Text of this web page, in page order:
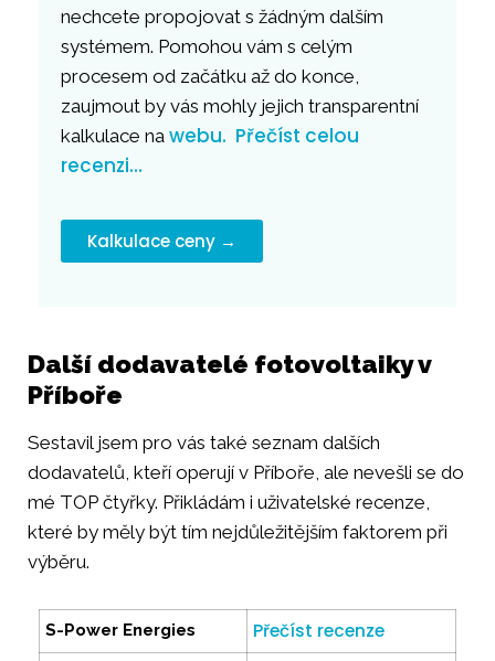
nechcete propojovat s žádným dalším
systémem. Pomohou vám s celým
procesem od začátku až do konce,
zaujmout by vás mohly jejich transparentní
kalkulace na webu. Přečíst celou
recenzi…
Kalkulace ceny →
Další dodavatelé fotovoltaiky v
Příboře
Sestavil jsem pro vás také seznam dalších
dodavatelů, kteří operují v Příboře, ale nevešli se do
mé TOP čtyřky. Přikládám i uživatelské recenze,
které by měly být tím nejdůležitějším faktorem při
výběru.
S-Power Energies Přečíst recenze